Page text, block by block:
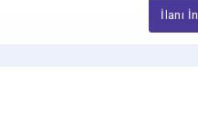
İlanı